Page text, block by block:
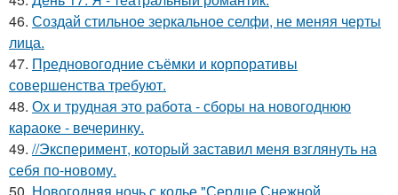
46. Создай стильное зеркальное селфи, не меняя черты
лица.
47. Предновогодние съёмки и корпоративы
совершенства требуют.
48. Ох и трудная это работа - сборы на новогоднюю
караоке - вечеринку.
49. //Эксперимент, который заставил меня взглянуть на
себя по-новому.